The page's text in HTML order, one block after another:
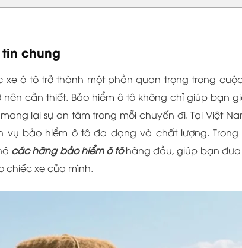
tin chung
xe ô tô trở thành một phần quan trọng trong
nên cần thiết. Bảo hiểm ô tô không chỉ giúp bạn
lại sự an tâm trong mỗi chuyến đi. Tại Việt
vụ bảo hiểm ô tô đa dạng và chất lượng. Trong
các hãng bảo hiểm ô tôhàng đầu, giúp bạn đưa
chiếc xe của mình.